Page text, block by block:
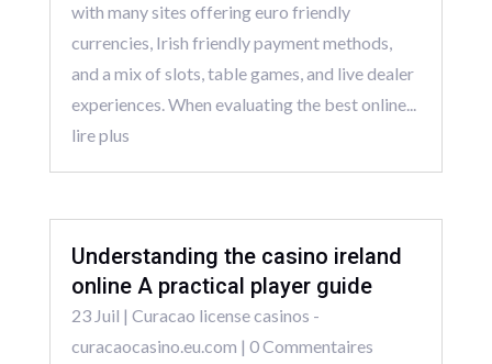
with many sites offering euro friendly
currencies, Irish friendly payment methods,
and a mix of slots, table games, and live dealer
experiences. When evaluating the best online...
lire plus
Understanding the casino ireland
online A practical player guide
23 Juil | Curacao license casinos -
curacaocasino.eu.com | 0 Commentaires